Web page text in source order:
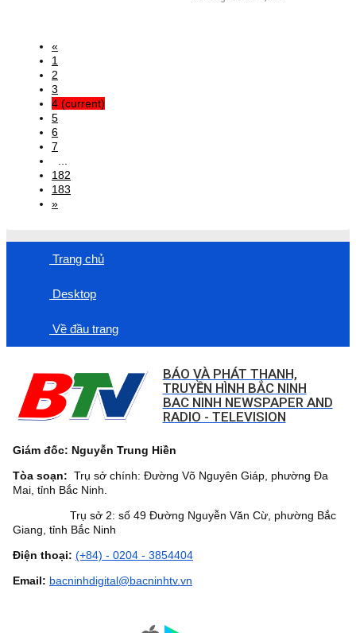
«
1
2
3
4 (current)
5
6
7
...
182
183
»
Trang chủ
Desktop
Về đầu trang
BÁO VÀ PHÁT THANH,
TRUYỀN HÌNH BẮC NINH
BAC NINH NEWSPAPER AND
RADIO - TELEVISION
Giám đốc: Nguyễn Trung Hiền
Tòa soạn: Trụ sở chính: Đường Võ Nguyên Giáp, phường Đa
Mai, tỉnh Bắc Ninh.
Trụ sở 2: số 49 Đường Nguyễn Văn Cừ, phường Bắc
Giang, tỉnh Bắc Ninh
Điện thoại: (+84) - 0204 - 3854404
Email: bacninhdigital@bacninhtv.vn